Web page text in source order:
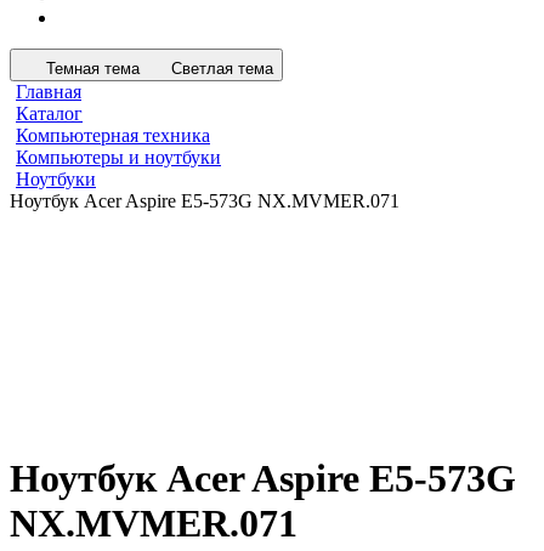
Темная тема Светлая тема
Главная
Каталог
Компьютерная техника
Компьютеры и ноутбуки
Ноутбуки
Ноутбук Acer Aspire E5-573G NX.MVMER.071
Ноутбук Acer Aspire E5-573G
NX.MVMER.071